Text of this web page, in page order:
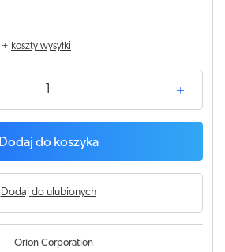
+ koszty wysyłki
Dodaj do koszyka
Dodaj do ulubionych
Orion Corporation